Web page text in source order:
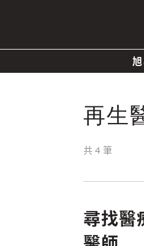
政
再生
共 4 筆
尋找醫